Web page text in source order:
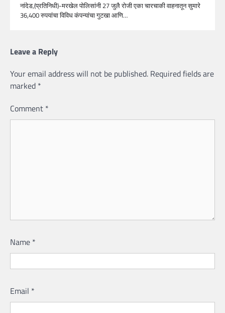
नांदेड,(प्रतिनिधी)-मरखेल पोलिसांनी 27 जुलै रोजी एका चारचाकी वाहनातून सुमारे
36,400 रुपयांचा विविध कंपन्यांचा गुटखा आणि…
Leave a Reply
Your email address will not be published. Required fields are
marked *
Comment *
Name *
Email *